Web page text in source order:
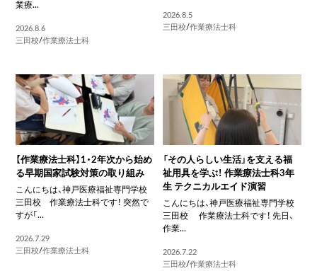
業療...
2026.8.6
三田校/作業療法士科
2026.8.5
三田校/作業療法士科
【作業療法士科】1・2年次から始め
る早期国家試験対策の取り組み
こんにちは、神戸医療福祉専門学校
三田校 作業療法士科です！ 突然で
すが「...
2026.7.29
三田校/作業療法士科
「その人らしい生活」を支える福
祉用具を学ぶ！ 作業療法士科3年
生 テクニカルエイド演習
こんにちは、神戸医療福祉専門学校
三田校 作業療法士科です！ 先日、
作業...
2026.7.22
三田校/作業療法士科